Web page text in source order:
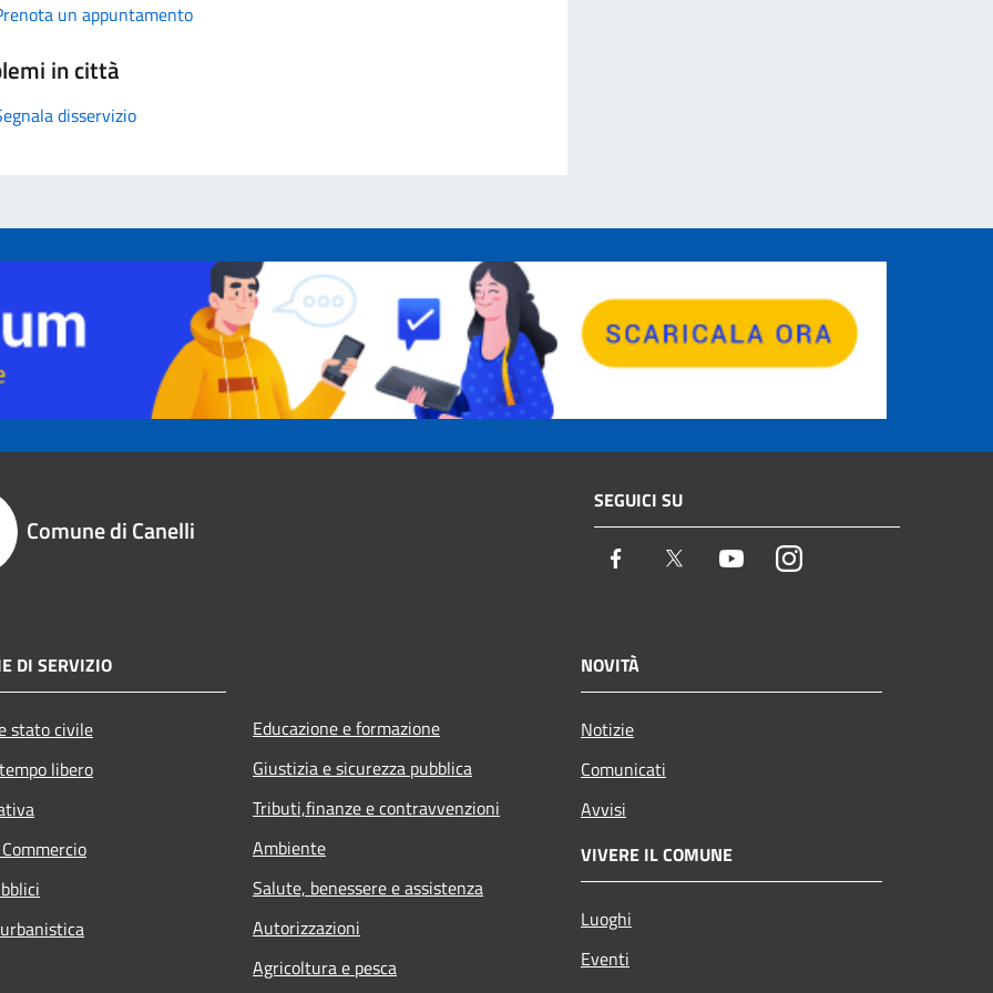
un appuntamento
in città
disservizio
Comune di Canelli
SEGUICI SU
Facebook Twitter YoutubeInstagram
DI SERVIZIO
stato civile
libero
Educazione e formazione
Giustizia e sicurezza pubblica
Tributi,finanze e contravvenzioni
Ambiente
Salute, benessere e assistenza
Autorizzazioni
Agricoltura e pesca
NOVITÀ
Notizie
Comunicati
Avvisi
VIVERE IL COMUNE
Luoghi
Eventi